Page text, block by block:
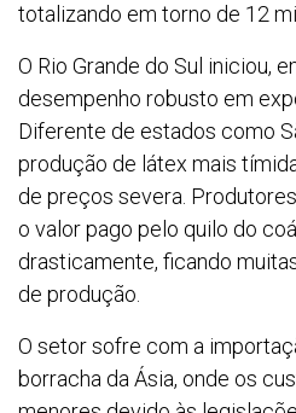
totalizando em torno de 12
O Rio Grande do Sul iniciou,
desempenho robusto em
Diferente de estados como
produção de látex mais
de preços severa.
o valor pago pelo quilo do
drasticamente, ficando
de produção.
O setor sofre com a
borracha da Ásia, onde os